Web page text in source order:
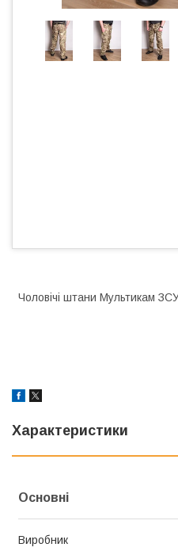
Чоловічі штани Мультикам
Характеристики
Основні
Виробник